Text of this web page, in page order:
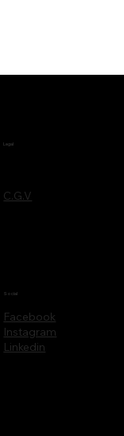
C.G.V
Legal
Facebook
Instagram
Linkedin
Social